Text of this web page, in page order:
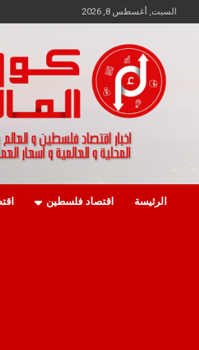
to
السبت, أغسطس 8, 2026
كواليس المال
الرئيسة اقتصاد فلسطين